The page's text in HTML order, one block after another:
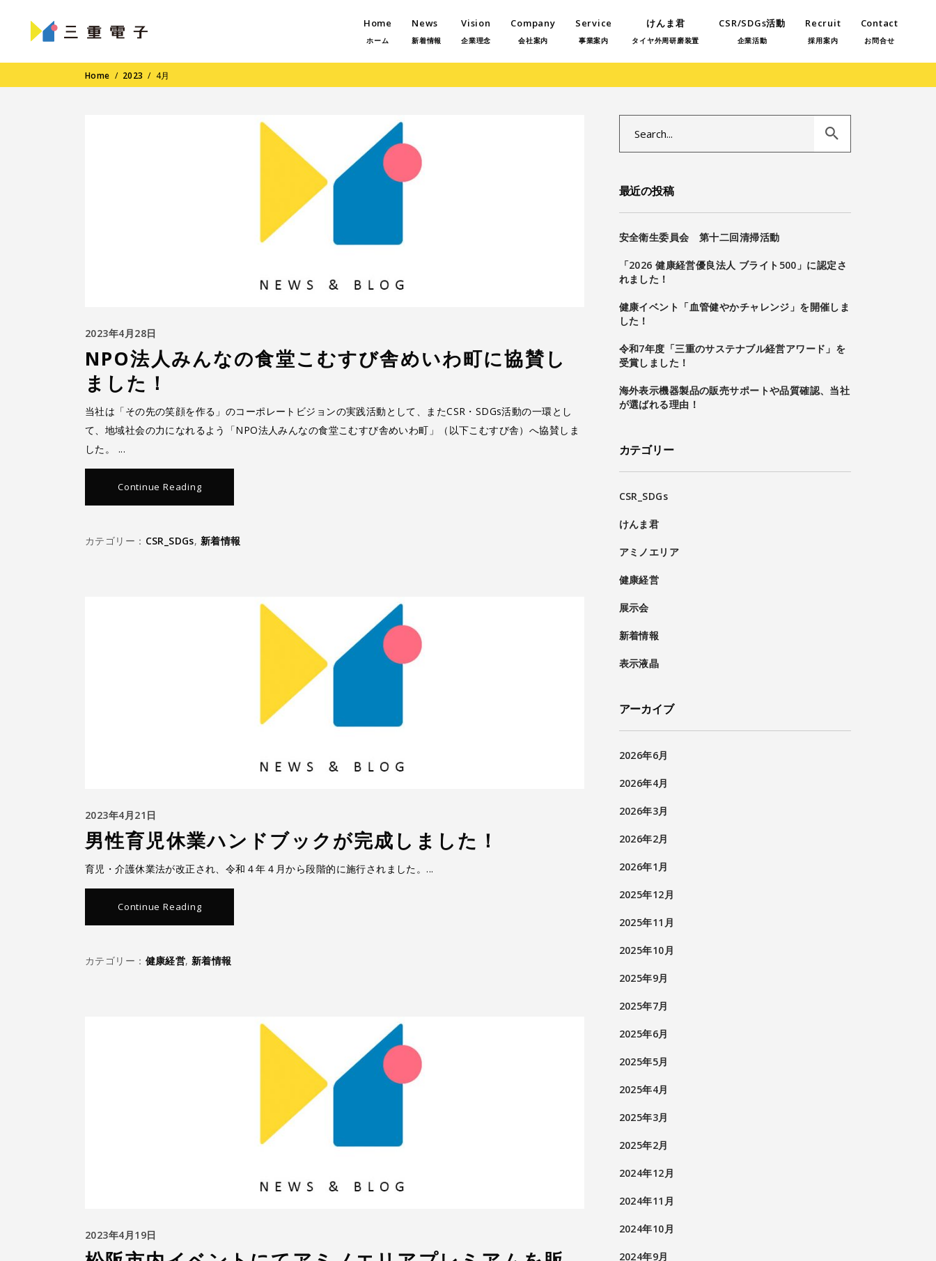
Home
ホーム
News
新着情報
Vision
企業理念
Company
会社案内
Service
事業案内
けんま君
タイヤ外周研磨装置
CSR/SDGs活動
企業活動
Recruit
採用案内
Contact
お問合せ
Home / 2023 / 4月
2023年4月28日
NPO法人みんなの食堂こむすび舎めいわ町に協賛し
ました！
当社は「その先の笑顔を作る」のコーポレートビジョンの実践活動として、またCSR・SDGs活動の一環とし
て、地域社会の力になれるよう「NPO法人みんなの食堂こむすび舎めいわ町」（以下こむすび舎）へ協賛しま
した。
Continue Reading
カテゴリー： CSR_SDGs, 新着情報
2023年4月21日
男性育児休業ハンドブックが完成しました！
育児・介護休業法が改正され、令和４年４月から段階的に施行されました。
Continue Reading
カテゴリー： 健康経営,新着情報
2023年4月19日
最近の投稿
安全衛生委員会 第十二回清掃活動
「2026 健康経営優良法人 ブライト500」に認定さ
れました！
健康イベント「血管健やかチャレンジ」を開催しま
した！
令和7年度「三重のサステナブル経営アワード」を
受賞しました！
海外表示機器製品の販売サポートや品質確認、当社
が選ばれる理由！
カテゴリー
CSR_SDGs
けんま君
アミノエリア
健康経営
展示会
新着情報
表示液晶
アーカイブ
2026年6月
2026年4月
2026年3月
2026年2月
2026年1月
2025年12月
2025年11月
2025年10月
2025年9月
2025年7月
2025年6月
2025年5月
2025年4月
2025年3月
2025年2月
2024年12月
2024年11月
2024年10月
2024年9月